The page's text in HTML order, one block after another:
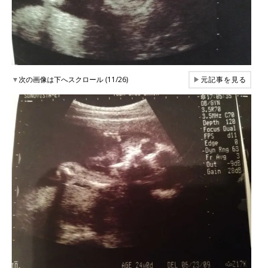
▼次の画像は下へスクロール (11/26) ▶元記事を見る